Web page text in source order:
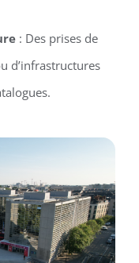
: Des prises de
d’infrastructures